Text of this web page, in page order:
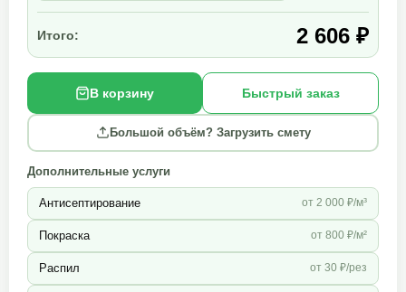
Итого: 2 606 ₽
В корзину Быстрый заказ
Большой объём? Загрузить смету
Дополнительные услуги
Антисептирование от 2 000 ₽/м³
Покраска от 800 ₽/м²
Распил от 30 ₽/рез